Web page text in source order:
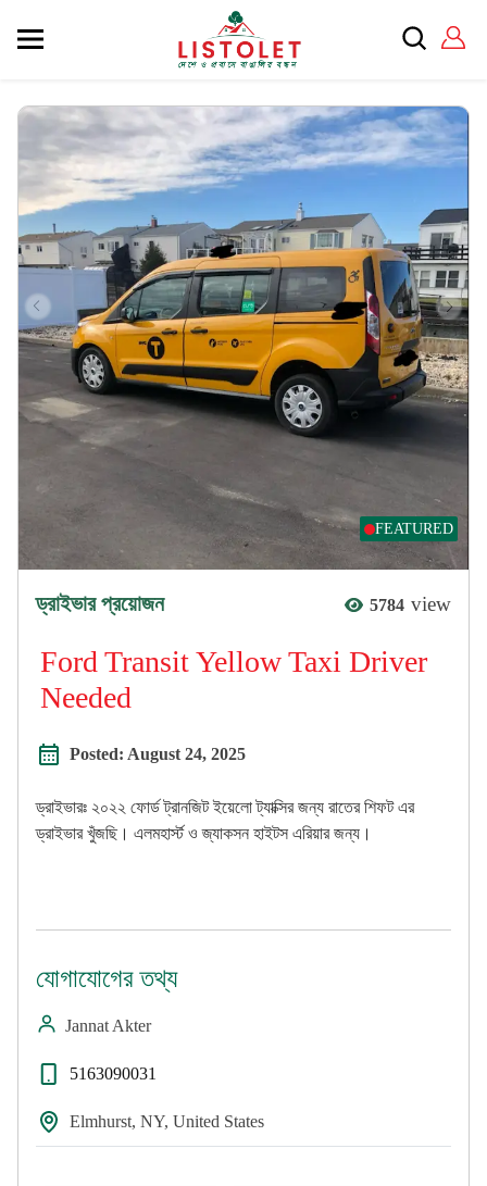
FEATURED
ড্রাইভার প্রয়োজন 5784 view
Ford Transit Yellow Taxi Driver
Needed
Posted: August 24, 2025
ড্রাইভারঃ ২০২২ ফোর্ড ট্রানজিট ইয়েলো ট্যাক্সির জন্য রাতের শিফট এর
ড্রাইভার খুঁজছি। এলমহার্স্ট ও জ্যাকসন হাইটস এরিয়ার জন্য।
যোগাযোগের তথ্য
Jannat Akter
5163090031
Elmhurst, NY, United States